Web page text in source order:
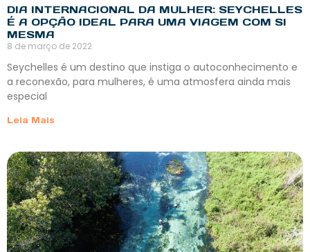
DIA INTERNACIONAL DA MULHER: SEYCHELLES
É A OPÇÃO IDEAL PARA UMA VIAGEM COM SI
MESMA
8 de março de 2022
Seychelles é um destino que instiga o autoconhecimento e
a reconexão, para mulheres, é uma atmosfera ainda mais
especial
Leia Mais